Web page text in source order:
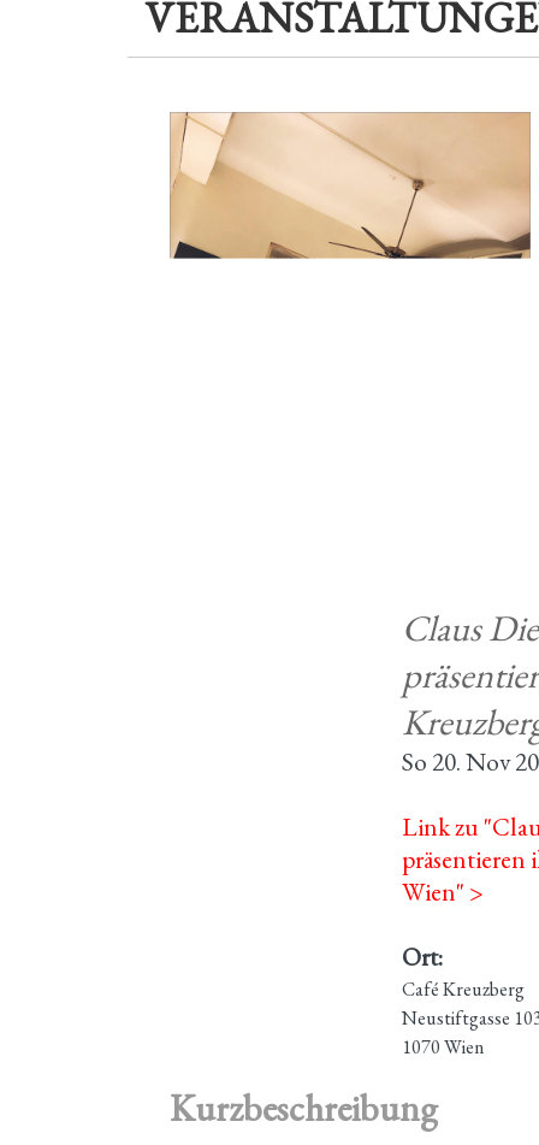
Claus
So 20. Nov
Link zu
präsentieren
Wien" >
Ort:
Café Kreuzberg
Neustiftgasse
1070 Wien
Kurzbeschreibung